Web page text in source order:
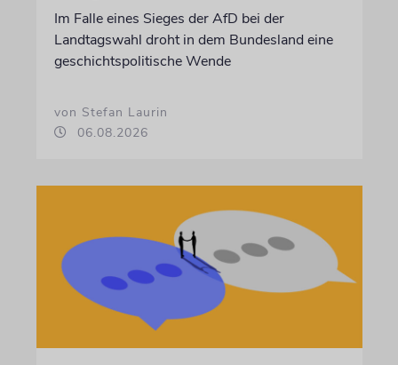
Im Falle eines Sieges der AfD bei der
Landtagswahl droht in dem Bundesland eine
geschichtspolitische Wende
von Stefan Laurin
06.08.2026